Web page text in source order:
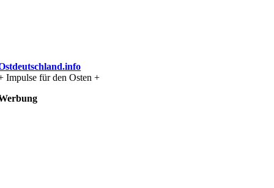
Impulse für den Osten +